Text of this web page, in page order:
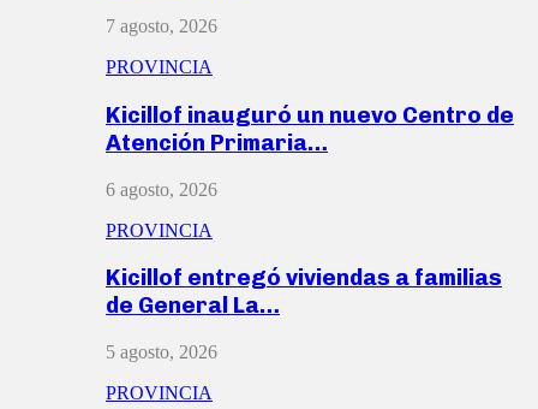
7 agosto, 2026
PROVINCIA
Kicillof inauguró un nuevo Centro de
Atención Primaria…
6 agosto, 2026
PROVINCIA
Kicillof entregó viviendas a familias
de General La…
5 agosto, 2026
PROVINCIA